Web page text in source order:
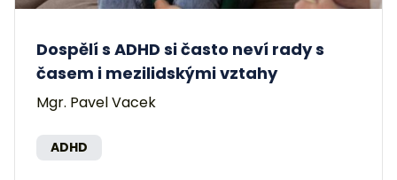
Dospělí s ADHD si často neví rady s
časem i mezilidskými vztahy
Mgr. Pavel Vacek
ADHD